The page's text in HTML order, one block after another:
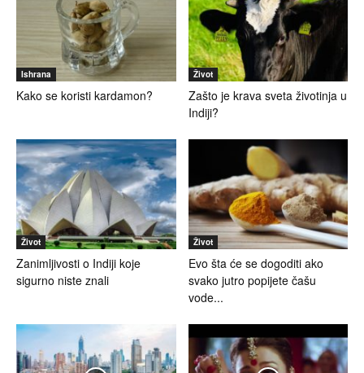
Ishrana
Kako se koristi kardamon?
Život
Zašto je krava sveta životinja u
Indiji?
Život
Zanimljivosti o Indiji koje
sigurno niste znali
Život
Evo šta će se dogoditi ako
svako jutro popijete čašu
vode...